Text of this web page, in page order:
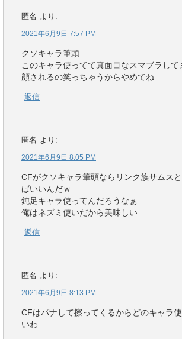
匿名 より:
2021年6月9日 7:57 PM
クソキャラ筆頭
このキャラ使ってて真面目なスマブラして
顔されるの笑っちゃうからやめてね
返信
匿名 より:
2021年6月9日 8:05 PM
CFがクソキャラ筆頭ならリンク族サムス
ばいいんだｗ
鈍足キャラ使ってんだろうなぁ
俺はネズミ使いだから美味しい
返信
匿名 より:
2021年6月9日 8:13 PM
CFはパナして擦ってくるからどのキャラ
いわ